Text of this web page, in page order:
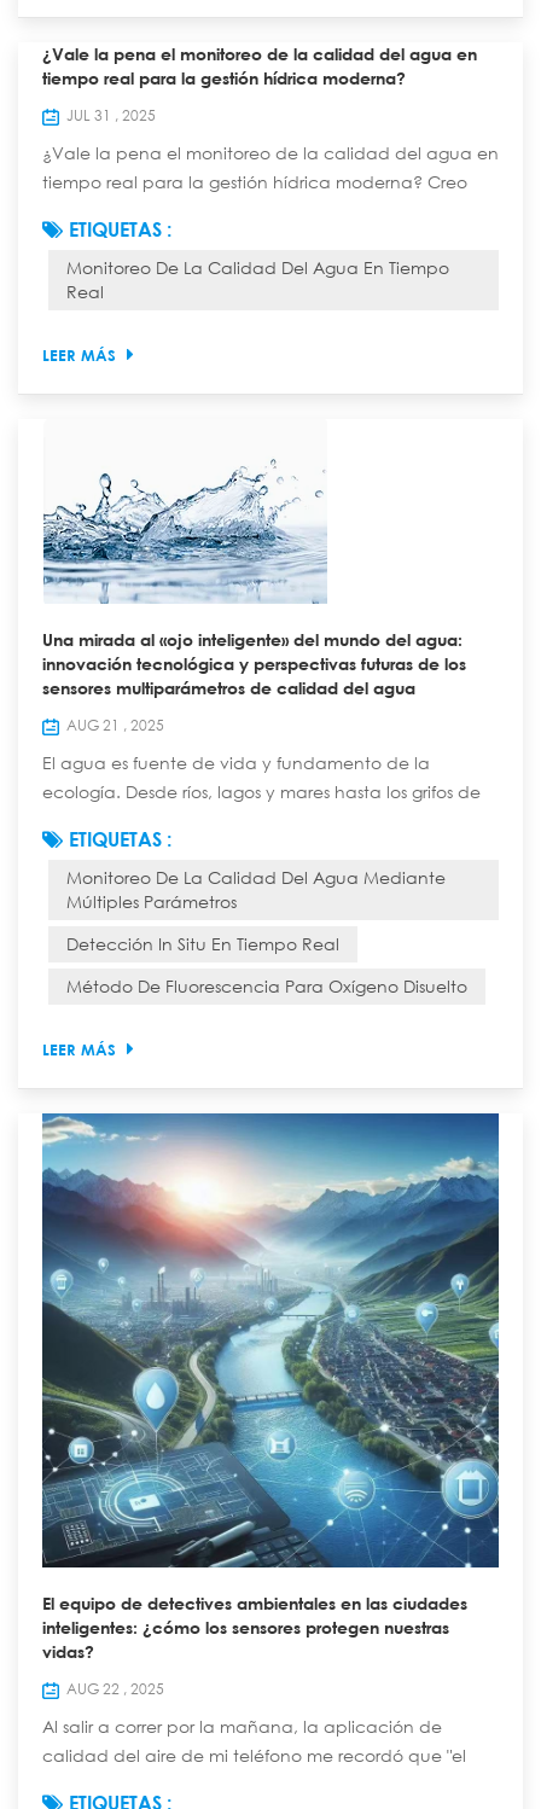
¿Vale la pena el monitoreo de la calidad del agua en
tiempo real para la gestión hídrica moderna?
JUL 31 , 2025
¿Vale la pena el monitoreo de la calidad del agua en
tiempo real para la gestión hídrica moderna? Creo
real es una herramienta útil para la gestión hídrica
moderna. Muchas empresas de servicios públicos de
todo el mundo utilizan sistemas en tiempo real. Más
a continuación: Región Porcentaje de ad...
ETIQUETAS :
Monitoreo De La Calidad Del Agua En Tiempo
Real
LEER MÁS
Una mirada al «ojo inteligente» del mundo del agua:
innovación tecnológica y perspectivas futuras de los
sensores multiparámetros de calidad del agua
AUG 21 , 2025
El agua es fuente de vida y fundamento de la
ecología. Desde ríos, lagos y mares hasta los grifos de
está directamente relacionada con la seguridad
ecológica, la salud de las personas y el desarrollo
económico y social sostenible. Anteriormente,
monitorear la calidad del agua era una tarea tediosa
ETIQUETAS :
Monitoreo De La Calidad Del Agua Mediante
Múltiples Parámetros
Detección In Situ En Tiempo Real
Método De Fluorescencia Para Oxígeno Disuelto
LEER MÁS
El equipo de detectives ambientales en las ciudades
inteligentes: ¿cómo los sensores protegen nuestras
vidas?
AUG 22 , 2025
Al salir a correr por la mañana, la aplicación de
calidad del aire de mi teléfono me recordó que "el
ETIQUETAS :